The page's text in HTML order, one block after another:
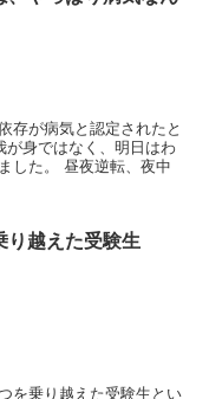
存が病気と認定されたと
身ではなく、明日はわ
した。 昼夜逆転、夜中
り越えた受験生
を乗り越えた受験生とい